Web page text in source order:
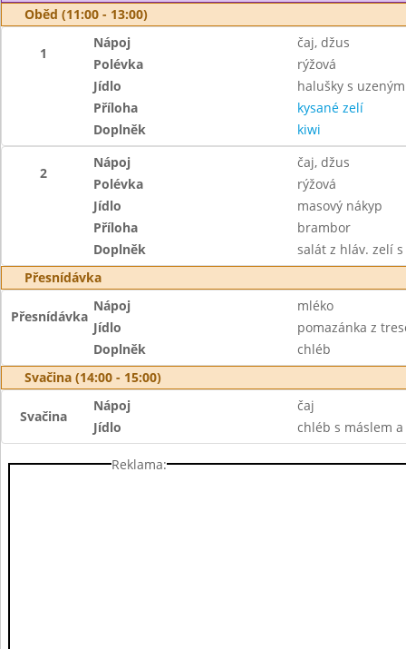
Oběd (11:00 - 13:00)
1
Nápoj
čaj, džus
Polévka
rýžová
Jídlo
halušky s
Příloha
kysané zelí
Doplněk
kiwi
2
Nápoj
čaj, džus
Polévka
rýžová
Jídlo
masový nákyp
Příloha
brambor
Doplněk
salát z hláv. zelí
Přesnídávka
Přesnídávka
Nápoj
mléko
Jídlo
pomazánka z
Doplněk
chléb
Svačina (14:00 - 15:00)
Svačina
Nápoj
čaj
Jídlo
chléb s máslem
Reklama: